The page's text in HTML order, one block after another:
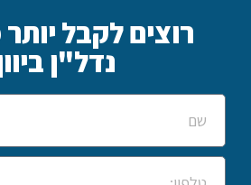
רוצים לקבל
נדל"ן